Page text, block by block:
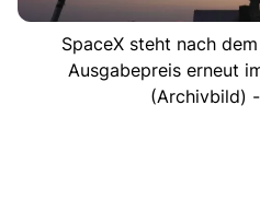
SpaceX steht nach
Ausgabepreis erneut
(Archivbild)